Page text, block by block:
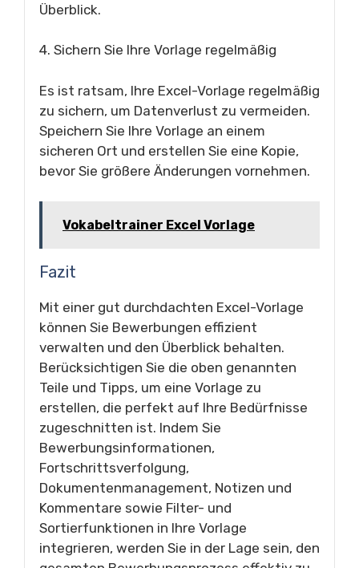
Überblick.
4. Sichern Sie Ihre Vorlage regelmäßig
Es ist ratsam, Ihre Excel-Vorlage regelmäßig
zu sichern, um Datenverlust zu vermeiden.
Speichern Sie Ihre Vorlage an einem
sicheren Ort und erstellen Sie eine Kopie,
bevor Sie größere Änderungen vornehmen.
Vokabeltrainer Excel Vorlage
Fazit
Mit einer gut durchdachten Excel-Vorlage
können Sie Bewerbungen effizient
verwalten und den Überblick behalten.
Berücksichtigen Sie die oben genannten
Teile und Tipps, um eine Vorlage zu
erstellen, die perfekt auf Ihre Bedürfnisse
zugeschnitten ist. Indem Sie
Bewerbungsinformationen,
Fortschrittsverfolgung,
Dokumentenmanagement, Notizen und
Kommentare sowie Filter- und
Sortierfunktionen in Ihre Vorlage
integrieren, werden Sie in der Lage sein, den